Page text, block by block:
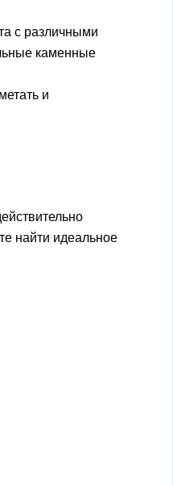
с различными
каменные
и
найти идеальное